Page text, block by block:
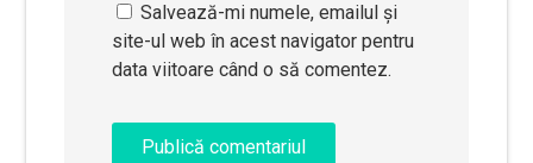
Salvează-mi numele, emailul și
site-ul web în acest navigator pentru
data viitoare când o să comentez.